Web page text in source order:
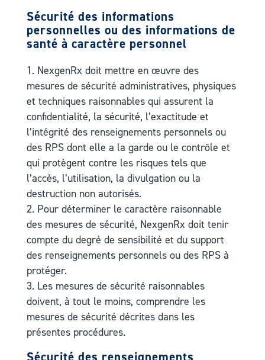
Sécurité des informations
personnelles ou des informations de
santé à caractère personnel
NexgenRx doit mettre en œuvre des
mesures de sécurité administratives, physiques
et techniques raisonnables qui assurent la
confidentialité, la sécurité, l’exactitude et
l’intégrité des renseignements personnels ou
des RPS dont elle a la garde ou le contrôle et
qui protègent contre les risques tels que
l’accès, l’utilisation, la divulgation ou la
destruction non autorisés.
Pour déterminer le caractère raisonnable
des mesures de sécurité, NexgenRx doit tenir
compte du degré de sensibilité et du support
des renseignements personnels ou des RPS à
protéger.
Les mesures de sécurité raisonnables
doivent, à tout le moins, comprendre les
mesures de sécurité décrites dans les
présentes procédures.